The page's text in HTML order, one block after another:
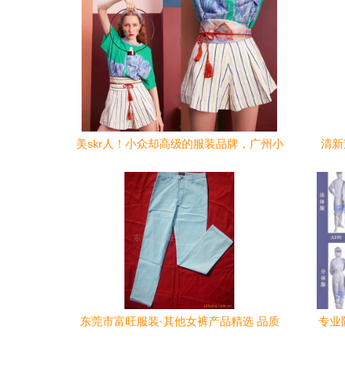
美skr人！小众却高级的服装品牌，广州小
清
东莞市富旺服装·其他女裤产品精选 品质
专业